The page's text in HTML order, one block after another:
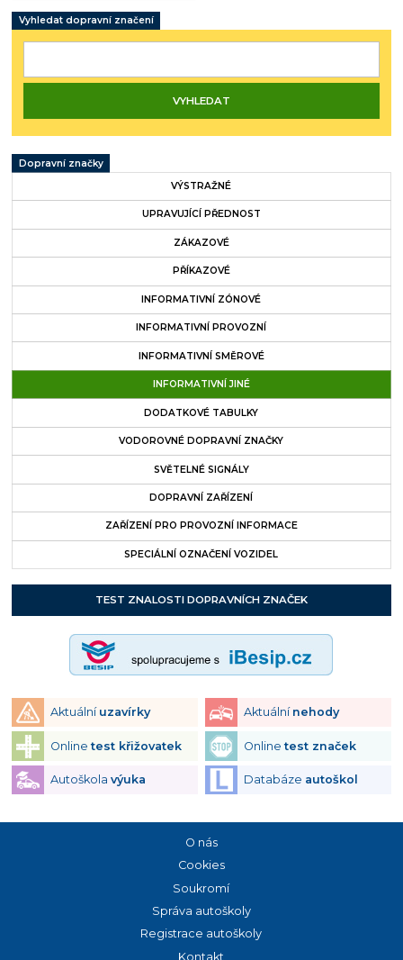
Vyhledat dopravní značení
Dopravní značky
VÝSTRAŽNÉ
UPRAVUJÍCÍ PŘEDNOST
ZÁKAZOVÉ
PŘÍKAZOVÉ
INFORMATIVNÍ ZÓNOVÉ
INFORMATIVNÍ PROVOZNÍ
INFORMATIVNÍ SMĚROVÉ
INFORMATIVNÍ JINÉ
DODATKOVÉ TABULKY
VODOROVNÉ DOPRAVNÍ ZNAČKY
SVĚTELNÉ SIGNÁLY
DOPRAVNÍ ZAŘÍZENÍ
ZAŘÍZENÍ PRO PROVOZNÍ INFORMACE
SPECIÁLNÍ OZNAČENÍ VOZIDEL
TEST ZNALOSTI DOPRAVNÍCH ZNAČEK
Aktuální uzavírky Aktuální nehody
Onlinetest křižovatek Onlinetest značek
Autoškola výuka Databáze autoškol
O nás
Cookies
Soukromí
Správa autoškoly
Registrace autoškoly
Kontakt